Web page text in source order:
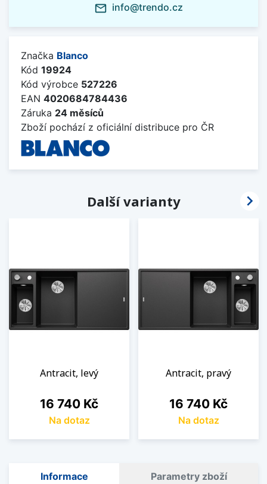
mail_outline info@trendo.cz
Značka Blanco
Kód 19924
Kód výrobce 527226
EAN 4020684784436
Záruka 24 měsíců
Zboží pochází z oficiální distribuce pro ČR
Další varianty
Antracit, levý
Cena
16 740 Kč
Na dotaz
Antracit, pravý
Cena
16 740 Kč
Na dotaz

Informace Parametry zboží